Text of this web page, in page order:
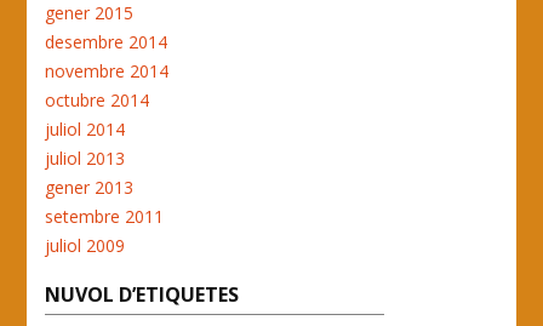
gener 2015
desembre 2014
novembre 2014
octubre 2014
juliol 2014
juliol 2013
gener 2013
setembre 2011
juliol 2009
NUVOL D’ETIQUETES